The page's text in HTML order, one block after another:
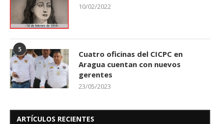
10/02/2022
5
Cuatro oficinas del CICPC en
Aragua cuentan con nuevos
gerentes
23/05/2023
ARTÍCULOS RECIENTES